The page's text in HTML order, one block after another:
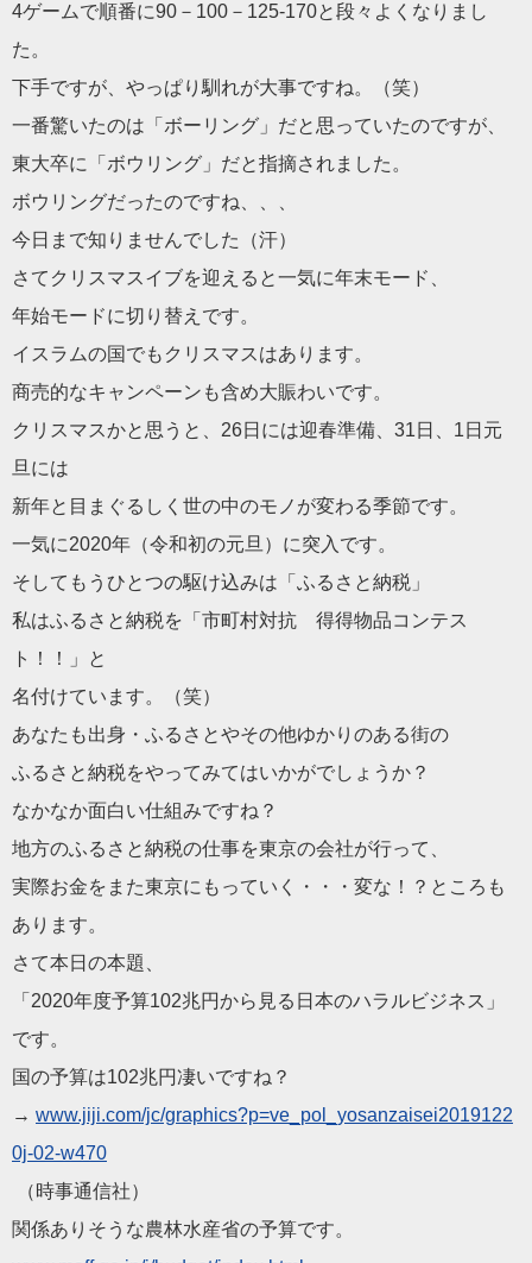
4ゲームで順番に90－100－125-170と段々よくなりま し
た。
下手ですが、やっぱり馴れが大事ですね。（笑）
一番驚いたのは「ボーリング」だと思っていたのですが、
東大卒に「ボウリング」だと指摘されました。
ボウリングだったのですね、、、
今日まで知りませんでした（汗）
さてクリスマスイブを迎えると一気に年末モード、
年始モードに切り替えです。
イスラムの国でもクリスマスはあります。
商売的なキャンペーンも含め大賑わいです。
クリスマスかと思うと、26日には迎春準備、31日、1日元
旦には
新年と目まぐるしく世の中のモノが変わる季節です。
一気に2020年（令和初の元旦）に突入です。
そしてもうひとつの駆け込みは「ふるさと納税」
私はふるさと納税を「市町村対抗 得得物品コンテス
ト！！」と
名付けています。（笑）
あなたも出身・ふるさとやその他ゆかりのある街の
ふるさと納税をやってみてはいかがでしょうか？
なかなか面白い仕組みですね？
地方のふるさと納税の仕事を東京の会社が行って、
実際お金をまた東京にもっていく・・・変な！？ところも
あります。
さて本日の本題、
「2020年度予算102兆円から見る 日本のハラルビジネス 」
です。
国の予算は102兆円凄いですね？
→ www.jiji.com/jc/graphics?p=ve_pol_yosanzaisei2019122
0j-02-w470
（時事通信社）
関係ありそうな農林水産省の予算です。